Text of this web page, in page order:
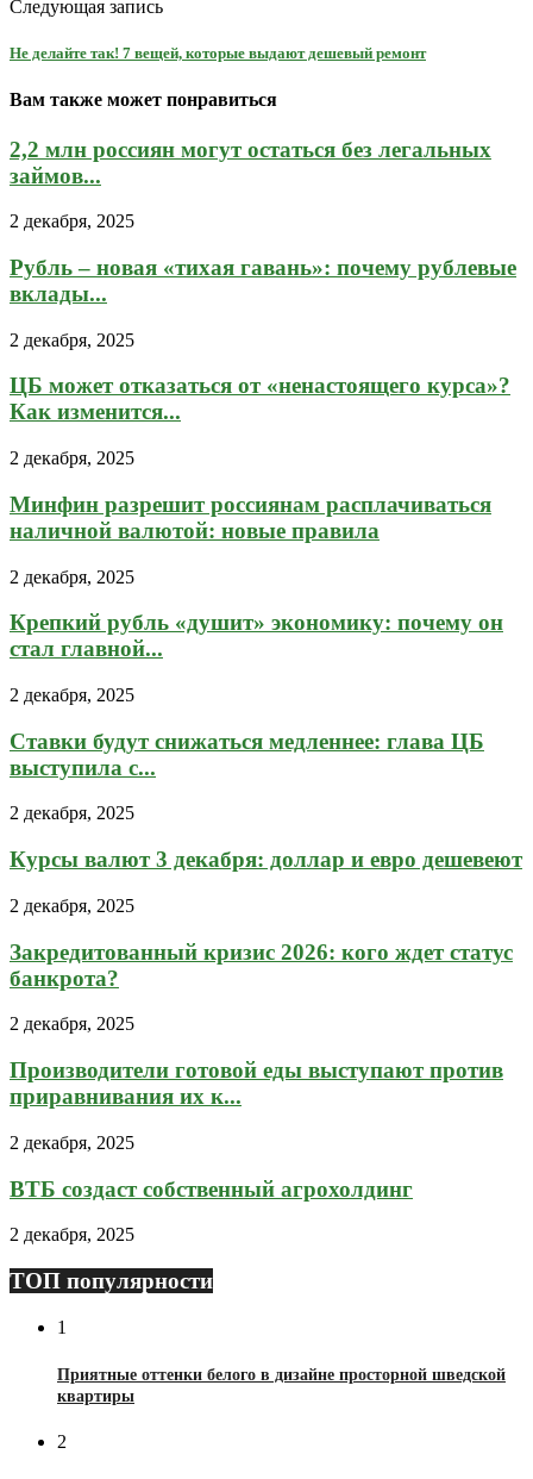
Следующая запись
Не делайте так! 7 вещей, которые выдают дешевый ремонт
Вам также может понравиться
2,2 млн россиян могут остаться без легальных
займов...
2 декабря, 2025
Рубль – новая «тихая гавань»: почему рублевые
вклады...
2 декабря, 2025
ЦБ может отказаться от «ненастоящего курса»?
Как изменится...
2 декабря, 2025
Минфин разрешит россиянам расплачиваться
наличной валютой: новые правила
2 декабря, 2025
Крепкий рубль «душит» экономику: почему он
стал главной...
2 декабря, 2025
Ставки будут снижаться медленнее: глава ЦБ
выступила с...
2 декабря, 2025
Курсы валют 3 декабря: доллар и евро дешевеют
2 декабря, 2025
Закредитованный кризис 2026: кого ждет статус
банкрота?
2 декабря, 2025
Производители готовой еды выступают против
приравнивания их к...
2 декабря, 2025
ВТБ создаст собственный агрохолдинг
2 декабря, 2025
ТОП популярности
1
Приятные оттенки белого в дизайне просторной шведской
квартиры
2